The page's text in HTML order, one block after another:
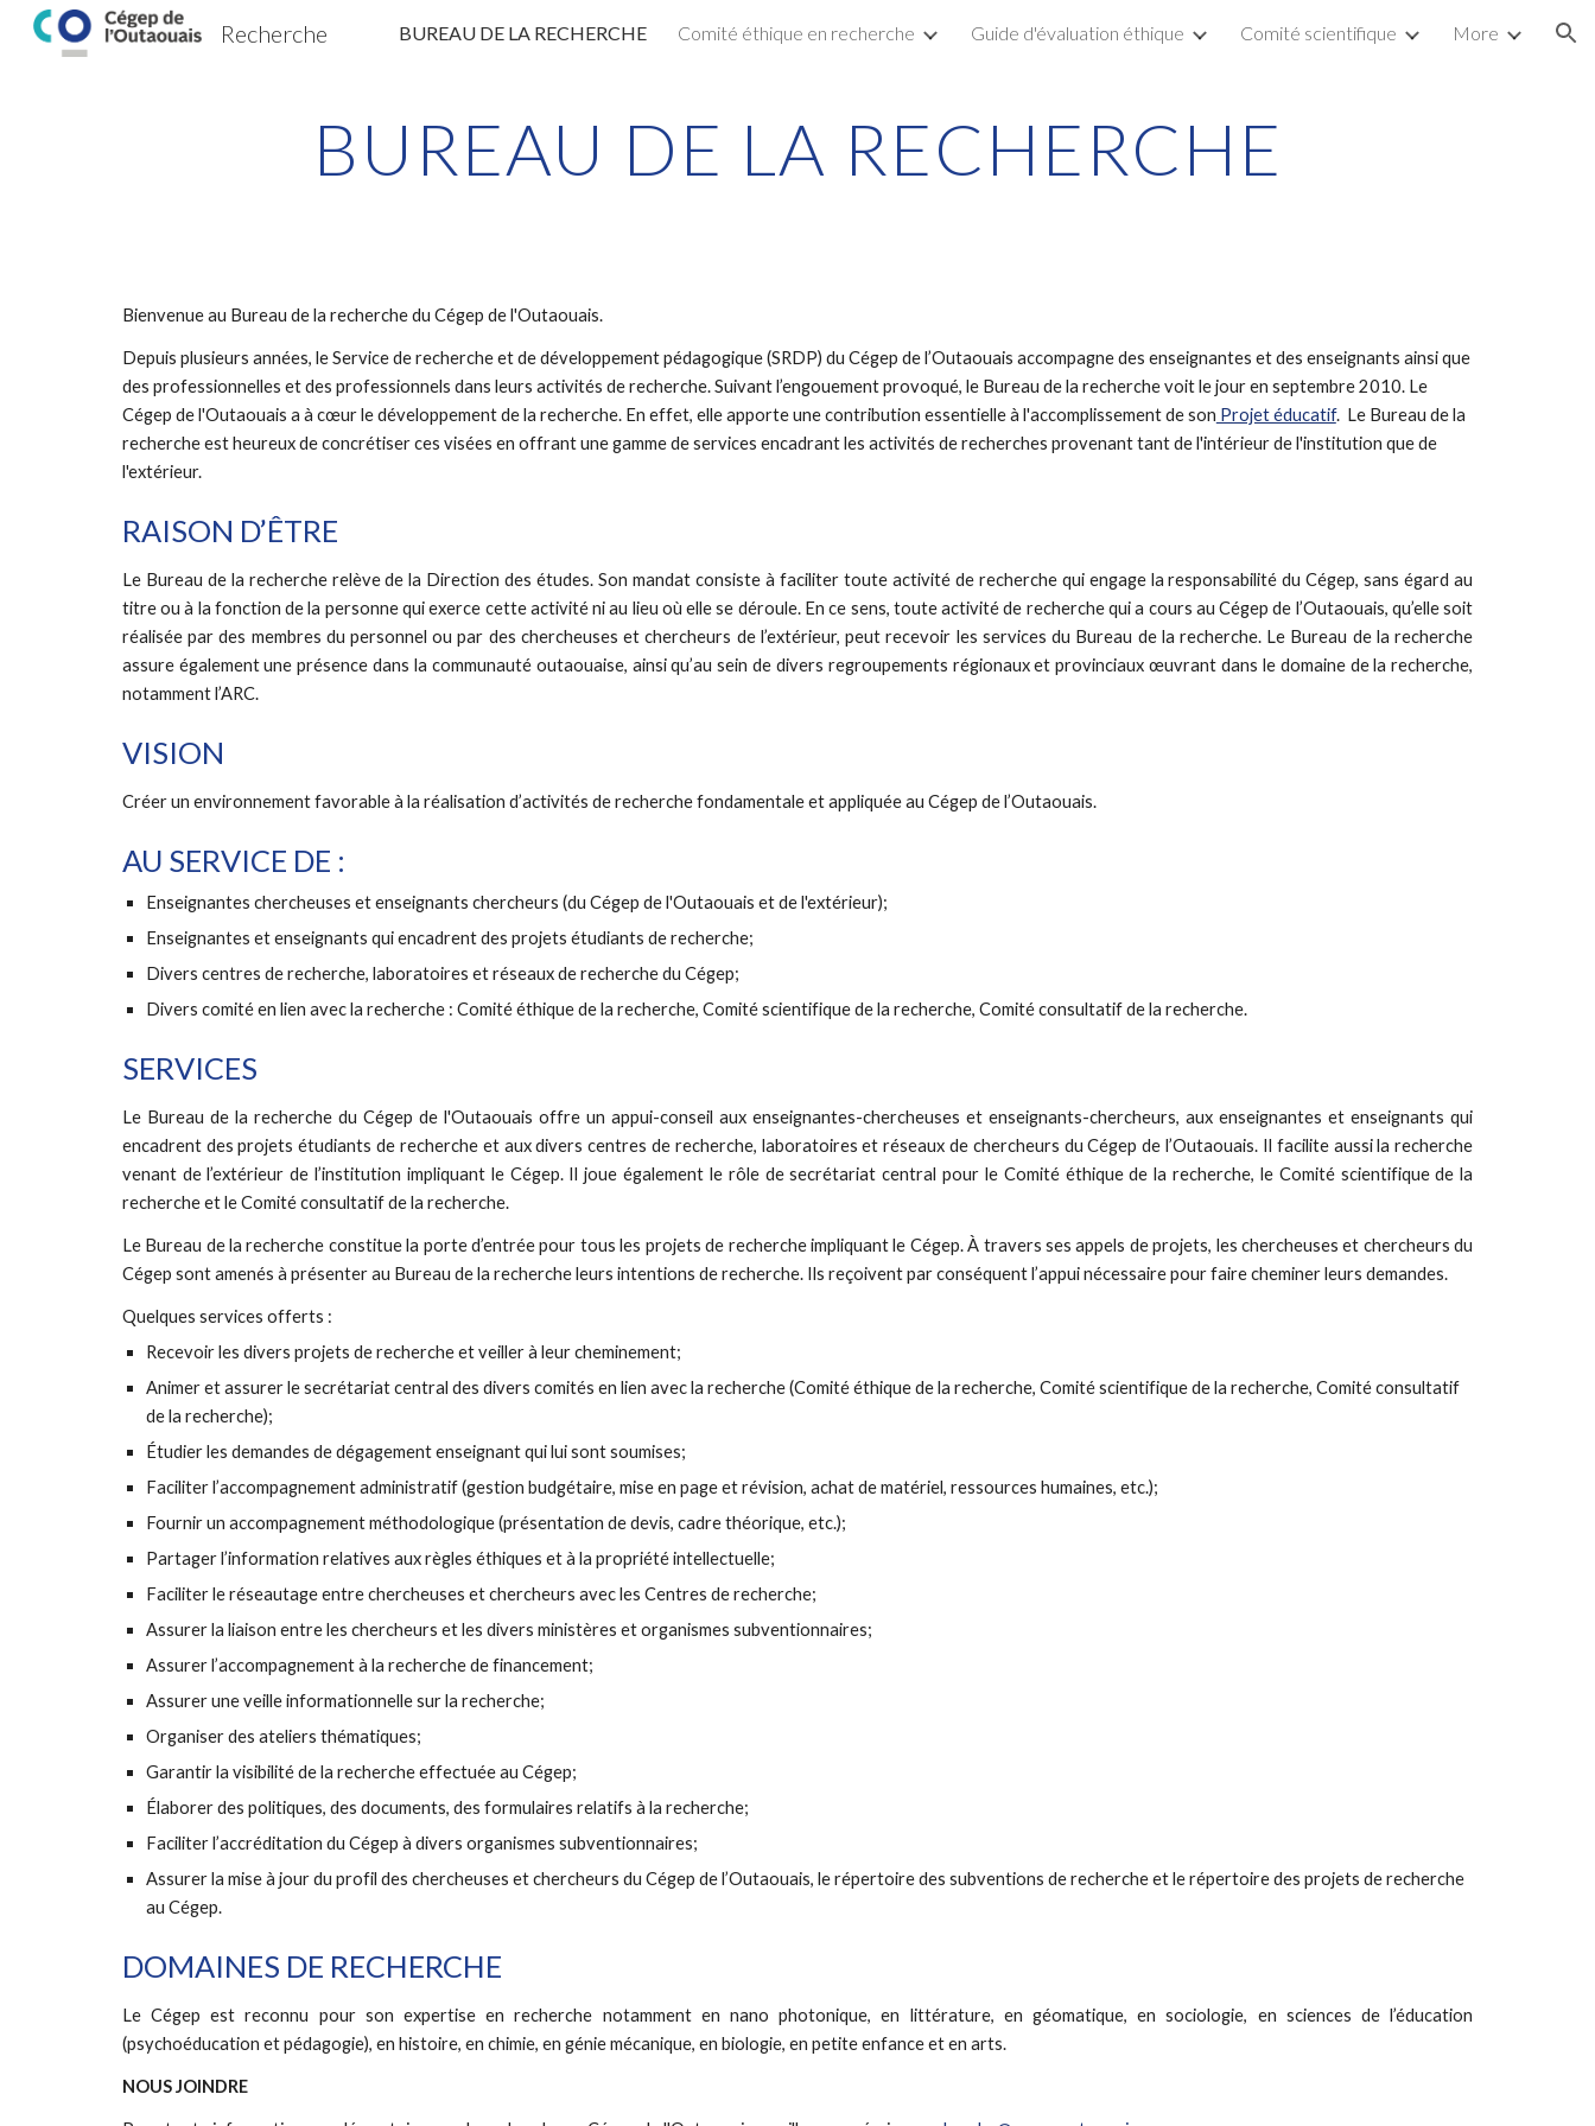
Skip to main content Skip to navigation
Recherche BUREAU DE LA RECHERCHE Comité éthique en recherche Guide d'évaluation éthique Comité scientifique More
BUREAU DE LA RECHERCHE
Bienvenue au Bureau de la recherche du Cégep de l'Outaouais.
Depuis plusieurs années, le Service de recherche et de développement pédagogique (SRDP) du Cégep de l’Outaouais accompagne des enseignantes et des enseignants ainsi que
des professionnelles et des professionnels dans leurs activités de recherche. Suivant l’engouement provoqué, le Bureau de la recherche voit le jour en septembre 2010. Le
Cégep de l'Outaouais a à cœur le développement de la recherche. En effet, elle apporte une contribution essentielle à l'accomplissement de son Projet éducatif.  Le Bureau de la
recherche est heureux de concrétiser ces visées en offrant une gamme de services encadrant les activités de recherches provenant tant de l'intérieur de l'institution que de
l'extérieur.
RAISON D’ÊTRE
Le Bureau de la recherche relève de la Direction des études. Son mandat consiste à faciliter toute activité de recherche qui engage la responsabilité du Cégep, sans égard au
titre ou à la fonction de la personne qui exerce cette activité ni au lieu où elle se déroule. En ce sens, toute activité de recherche qui a cours au Cégep de l’Outaouais, qu’elle soit
réalisée par des membres du personnel ou par des chercheuses et chercheurs de l’extérieur, peut recevoir les services du Bureau de la recherche. Le Bureau de la recherche
assure également une présence dans la communauté outaouaise, ainsi qu’au sein de divers regroupements régionaux et provinciaux œuvrant dans le domaine de la recherche,
notamment l’ARC.
VISION
Créer un environnement favorable à la réalisation d’activités de recherche fondamentale et appliquée au Cégep de l’Outaouais.
AU SERVICE DE :
Enseignantes chercheuses et enseignants chercheurs (du Cégep de l'Outaouais et de l'extérieur);
Enseignantes et enseignants qui encadrent des projets étudiants de recherche;
Divers centres de recherche, laboratoires et réseaux de recherche du Cégep;
Divers comité en lien avec la recherche : Comité éthique de la recherche, Comité scientifique de la recherche, Comité consultatif de la recherche.
SERVICES
Le Bureau de la recherche du Cégep de l'Outaouais offre un appui-conseil aux enseignantes-chercheuses et enseignants-chercheurs, aux enseignantes et enseignants qui
encadrent des projets étudiants de recherche et aux divers centres de recherche, laboratoires et réseaux de chercheurs du Cégep de l’Outaouais. Il facilite aussi la recherche
venant de l’extérieur de l’institution impliquant le Cégep. Il joue également le rôle de secrétariat central pour le Comité éthique de la recherche, le Comité scientifique de la
recherche et le Comité consultatif de la recherche.
Le Bureau de la recherche constitue la porte d’entrée pour tous les projets de recherche impliquant le Cégep. À travers ses appels de projets, les chercheuses et chercheurs du
Cégep sont amenés à présenter au Bureau de la recherche leurs intentions de recherche. Ils reçoivent par conséquent l’appui nécessaire pour faire cheminer leurs demandes.
Quelques services offerts :
Recevoir les divers projets de recherche et veiller à leur cheminement;
Animer et assurer le secrétariat central des divers comités en lien avec la recherche (Comité éthique de la recherche, Comité scientifique de la recherche, Comité consultatif
de la recherche);
Étudier les demandes de dégagement enseignant qui lui sont soumises;
Faciliter l’accompagnement administratif (gestion budgétaire, mise en page et révision, achat de matériel, ressources humaines, etc.);
Fournir un accompagnement méthodologique (présentation de devis, cadre théorique, etc.);
Partager l’information relatives aux règles éthiques et à la propriété intellectuelle;
Faciliter le réseautage entre chercheuses et chercheurs avec les Centres de recherche;
Assurer la liaison entre les chercheurs et les divers ministères et organismes subventionnaires;
Assurer l’accompagnement à la recherche de financement;
Assurer une veille informationnelle sur la recherche;
Organiser des ateliers thématiques;
Garantir la visibilité de la recherche effectuée au Cégep;
Élaborer des politiques, des documents, des formulaires relatifs à la recherche;
Faciliter l’accréditation du Cégep à divers organismes subventionnaires;
Assurer la mise à jour du profil des chercheuses et chercheurs du Cégep de l’Outaouais, le répertoire des subventions de recherche et le répertoire des projets de recherche
au Cégep.
DOMAINES DE RECHERCHE
Le Cégep est reconnu pour son expertise en recherche notamment en nano photonique, en littérature, en géomatique, en sociologie, en sciences de l’éducation
(psychoéducation et pédagogie), en histoire, en chimie, en génie mécanique, en biologie, en petite enfance et en arts.
NOUS JOINDRE